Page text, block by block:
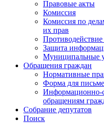
Правовые акты
Комиссия
Комиссия по
их прав
Защита
Муниципальные
Обращения граждан
Нормативные
Форма для
Информационно-
обращениям
Собрание депутатов
Поиск